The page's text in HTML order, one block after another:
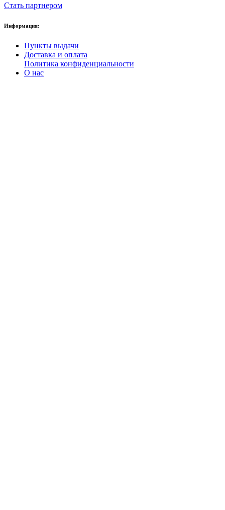
Стать партнером
Информация:
Пункты выдачи
Доставка и оплата
Политика конфиденциальности
О нас